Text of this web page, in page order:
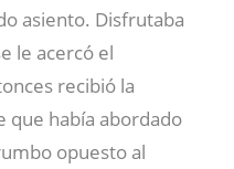
asiento. Disfrutaba
le acercó el
recibió la
que había abordado
opuesto al